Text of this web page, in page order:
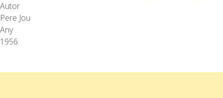
Autor
Pere Jou
Any
1956